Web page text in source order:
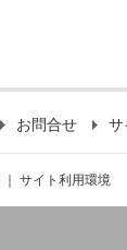
お問合せ サ
サイト利用環境